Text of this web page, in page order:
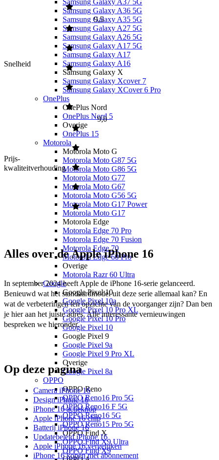
Samsung Galaxy A37 5G
Samsung Galaxy A36 5G
Samsung Galaxy A35 5G
Samsung Galaxy A27 5G
Samsung Galaxy A26 5G
Samsung Galaxy A17 5G
Samsung Galaxy A17
Samsung Galaxy A16
Samsung Galaxy X
Samsung Galaxy Xcover 7
Samsung Galaxy XCover 6 Pro
OnePlus
OnePlus Nord
OnePlus Nord 5
Overige
OnePlus 15
Motorola
Motorola Moto G
Motorola Moto G87 5G
Motorola Moto G86 5G
Motorola Moto G77
Motorola Moto G67
Motorola Moto G56 5G
Motorola Moto G17 Power
Motorola Moto G17
Motorola Edge
Motorola Edge 70 Pro
Motorola Edge 70 Fusion
Motorola Edge 70
Motorola Edge 60 Pro
Overige
Motorola Razr 60 Ultra
Google
Google Pixel 10
Google Pixel 10a
Google Pixel 10 Pro XL
Google Pixel 10 Pro
Google Pixel 10
Google Pixel 9
Google Pixel 9a
Google Pixel 9 Pro XL
Overige
Google Pixel 8a
OPPO
OPPO Reno
OPPO Reno16 Pro 5G
OPPO Reno16 F 5G
OPPO Reno16 5G
OPPO Reno15 Pro 5G
OPPO Find X
OPPO Find X9 Ultra
OPPO Find X9
Snelheid
9,5
Prijs-
kwaliteitverhouding
9,0
Alles over de Apple iPhone 16
In september 2024 heeft Apple de iPhone 16-serie gelanceerd.
Benieuwd wat het standaardmodel uit deze serie allemaal kan? En
wat de verbeteringen ten opzichte van de voorganger zijn? Dan ben
je hier aan het juiste adres. Alle interessante vernieuwingen
bespreken we hieronder.
Op deze pagina
Camera iPhone 16
Design iPhone 16
iPhone 16 actieknop
Apple iPhone 16 chip
Batterij iPhone 16
Updatebeleid iPhone 16
Apple iPhone 16 vergelijken
iPhone 16 kopen met abonnement